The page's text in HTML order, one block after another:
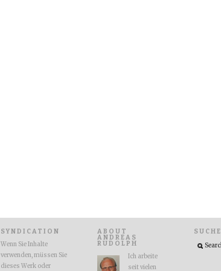
SYNDICATION
Wenn Sie Inhalte
verwenden, müssen Sie
dieses Werk oder
ABOUT
ANDREAS
RUDOLPH
Ich arbeite
seit vielen
SUCHE